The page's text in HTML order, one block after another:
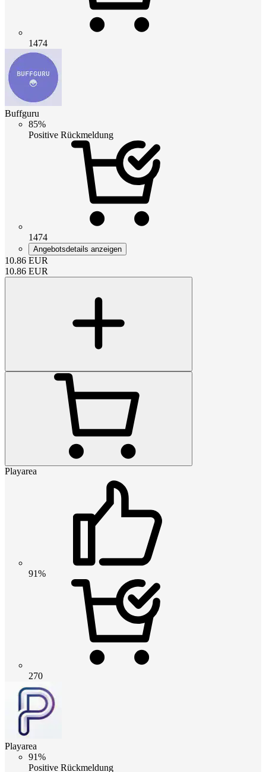
1474
Buffguru
85%
Positive Rückmeldung
1474
Angebotsdetails anzeigen
10.86 EUR
10.86 EUR
Playarea
91%
270
Playarea
91%
Positive Rückmeldung